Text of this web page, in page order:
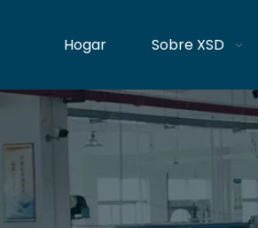
Hogar Sobre XSD